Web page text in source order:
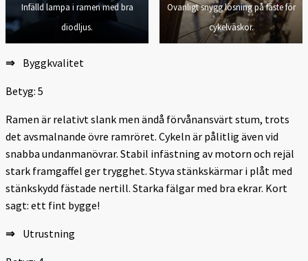
Infälld lampa i ramen med bra
diodljus.
Ovanligt snygg lösning på fäste för
cykelväskor.
⇒Byggkvalitet
Betyg: 5
Ramen är relativt slank men ändå förvånansvärt stum, trots
det avsmalnande övre ramröret. Cykeln är pålitlig även vid
snabba undanmanövrar. Stabil infästning av motorn och rejäl
stark fram­gaffel ger trygghet. Styva stänkskärmar i plåt med
stänkskydd fästade nertill. Starka fälgar med bra ekrar. Kort
sagt: ett fint ­bygge!
⇒Utrustning